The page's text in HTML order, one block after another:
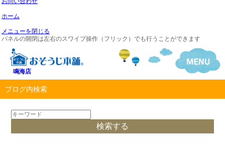
ホーム
メニューを閉じる
パネルの開閉は左右のスワイプ操作（フリック）でも行うことができます
鳴海店
ブログ内検索